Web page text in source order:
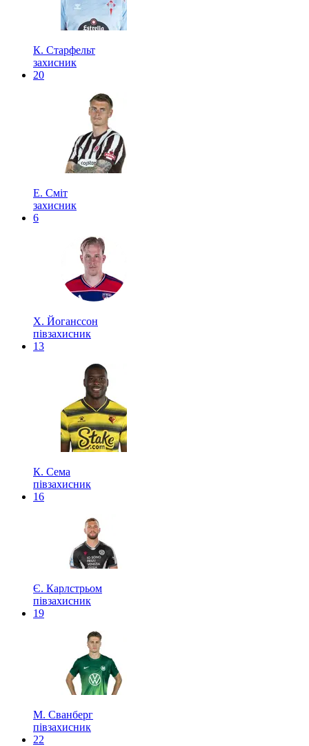
К. Старфельт
захисник
20
Е. Сміт
захисник
6
Х. Йоганссон
півзахисник
13
К. Сема
півзахисник
16
Є. Карлстрьом
півзахисник
19
М. Сванберг
півзахисник
22